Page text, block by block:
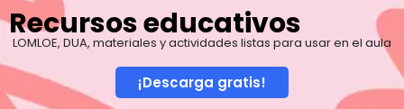
Recursos educativos
LOMLOE, DUA, materiales y actividades listas para usar en el aula
¡Descarga gratis!